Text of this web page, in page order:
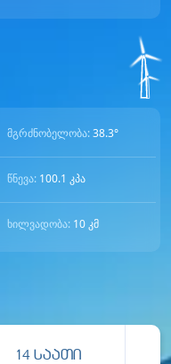
მგრძნობელობა:38.3°
წნევა: 100.1 კპა
ხილვადობა: 10კმ
14 საათი